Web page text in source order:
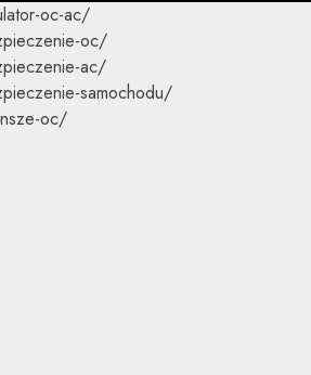
oc-ac/
oc/
ac/
samochodu/
oc/